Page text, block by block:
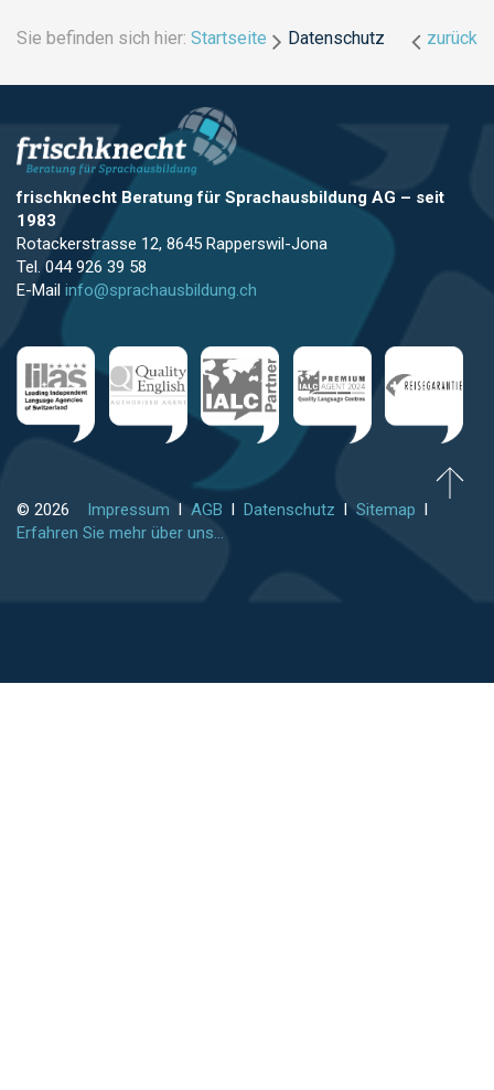
Sie befinden sich hier: Startseite Datenschutz zurück
frischknecht Beratung für Sprachausbildung AG – seit
1983
Rotackerstrasse 12, 8645 Rapperswil-Jona
Tel. 044 926 39 58
E-Mail info@sprachausbildung.ch
© 2026 Impressum l AGB l Datenschutz l Sitemap l
Erfahren Sie mehr über uns...